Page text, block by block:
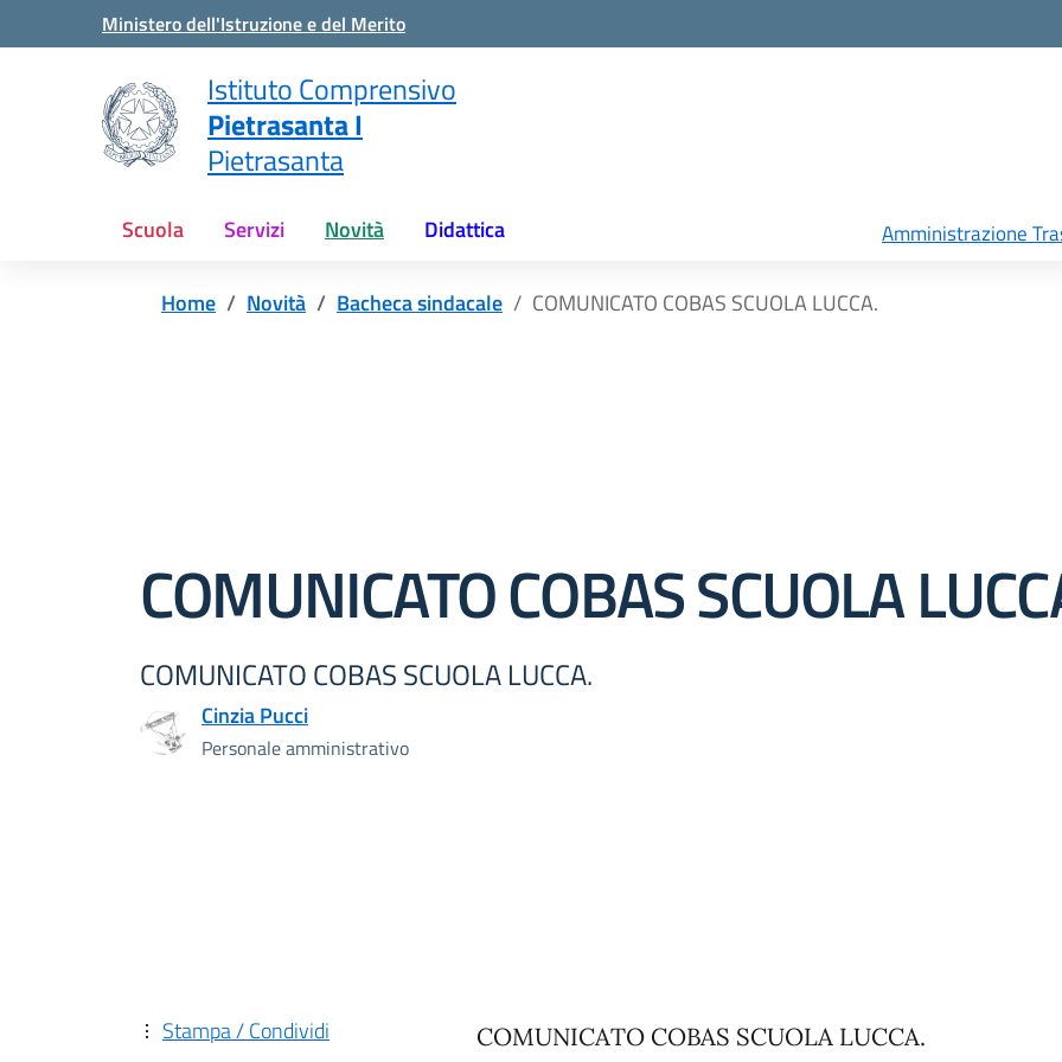
Vai ai contenuti
Vai al menu di navigazione
Ministero dell'Istruzione e del Merito
Istituto Comprensivo
Pietrasanta I
Pietrasanta
Scuola Servizi Novità Didattica Amministrazione
Home Novità Bacheca sindacale COMUNICATO COBAS SCUOLA LUCCA.
COMUNICATO COBAS SCUOLA
COMUNICATO COBAS SCUOLA LUCCA.
Cinzia Pucci
Personale amministrativo
COMUNICATO COBAS SCUOLA LUCCA.
Stampa / Condividi